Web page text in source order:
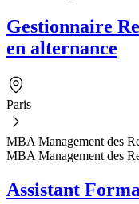
Gestionnaire
en alternance
Paris
MBA Management des
MBA Management des
Assistant